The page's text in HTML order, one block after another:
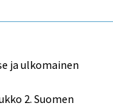
ja ulkomainen
2. Suomen